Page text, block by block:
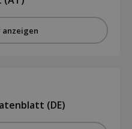
anzeigen
(DE)